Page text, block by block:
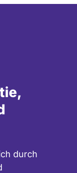
durch